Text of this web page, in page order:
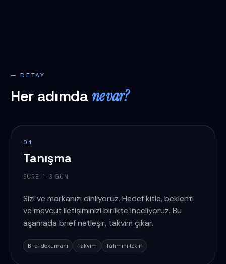
— DETAY
Her adımda ne var?
01
Tanışma
SÜRE: 1-3 GÜN
Sizi ve markanızı dinliyoruz. Hedef kitle, beklenti
ve mevcut iletişiminizi birlikte inceliyoruz. Bu
aşamada brief netleşir, takvim çıkar.
Brief dokümanı Takvim Tahmini teklif